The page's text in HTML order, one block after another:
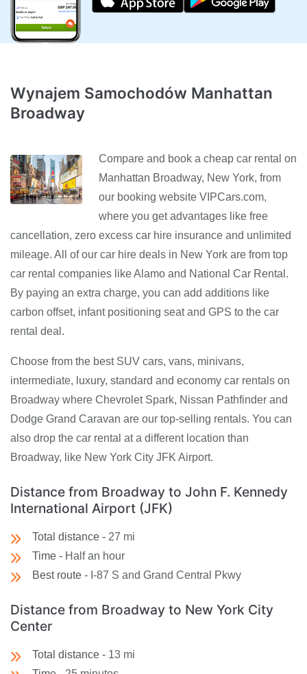
Wynajem Samochodów Manhattan
Broadway
Compare and book a cheap car rental on
Manhattan Broadway, New York, from
our booking website VIPCars.com,
where you get advantages like free
cancellation, zero excess car hire insurance and unlimited
mileage. All of our car hire deals in New York are from top
car rental companies like Alamo and National Car Rental.
By paying an extra charge, you can add additions like
carbon offset, infant positioning seat and GPS to the car
rental deal.
Choose from the best SUV cars, vans, minivans,
intermediate, luxury, standard and economy car rentals on
Broadway where Chevrolet Spark, Nissan Pathfinder and
Dodge Grand Caravan are our top-selling rentals. You can
also drop the car rental at a different location than
Broadway, like New York City JFK Airport.
Distance from Broadway to John F. Kennedy
International Airport (JFK)
Total distance - 27 mi
Time - Half an hour
Best route - I-87 S and Grand Central Pkwy
Distance from Broadway to New York City
Center
Total distance - 13 mi